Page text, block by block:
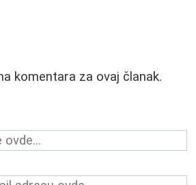
komentara za ovaj članak.